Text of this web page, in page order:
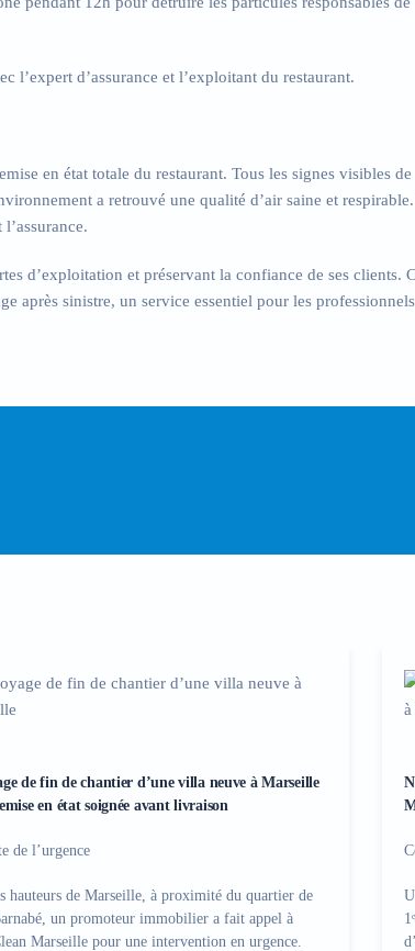
l’expert d’assurance et l’exploitant du restaurant.
en état totale du restaurant. Tous les signes visibles de
a retrouvé une qualité d’air saine et respirable
d’exploitation et préservant la confiance de ses clients.
après sinistre, un service essentiel pour les professionnels
de fin de chantier d’une villa neuve à Marseille
en état soignée avant livraison
de l’urgence
hauteurs de Marseille, à proximité du quartier de
un promoteur immobilier a fait appel à
Marseille pour une intervention en urgence.